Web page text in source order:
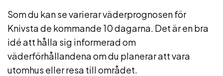
Som du kan se varierar väderprognosen för
Knivsta de kommande 10 dagarna. Det är en bra
idé att hålla sig informerad om
väderförhållandena om du planerar att vara
utomhus eller resa till området.